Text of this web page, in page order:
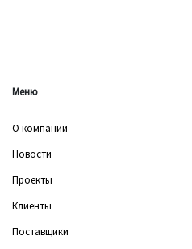
Меню
О компании
Новости
Проекты
Клиенты
Поставщики